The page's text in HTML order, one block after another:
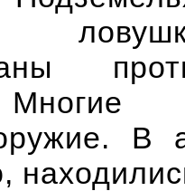
Многие
В